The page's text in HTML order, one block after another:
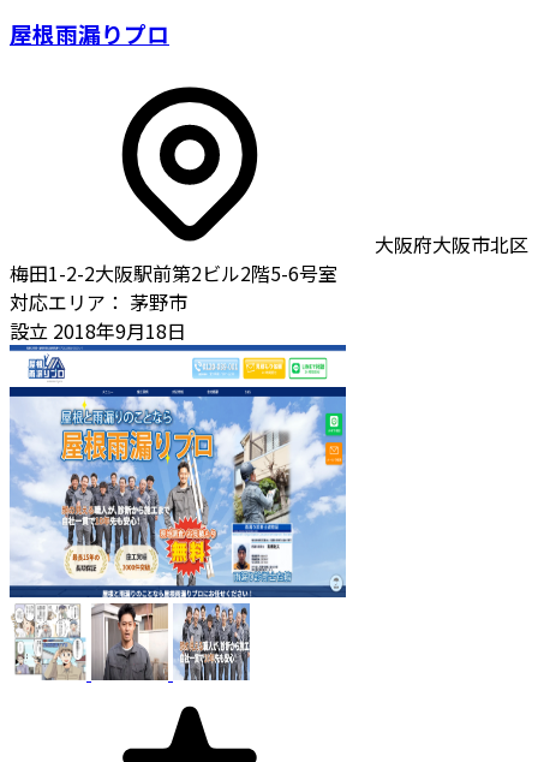
屋根雨漏りプロ
大阪府大阪市北区
梅田1-2-2大阪駅前第2ビル2階5-6号室
対応エリア： 茅野市
設立 2018年9月18日